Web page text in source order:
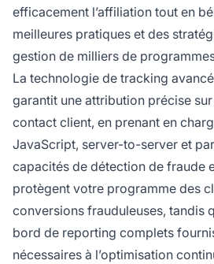
efficacement l’affiliation tout en
meilleures pratiques et des
gestion de milliers de
La technologie de tracking
garantit une attribution précise
contact client, en prenant en
JavaScript, server-to-server et
capacités de détection de fraude
protègent votre programme des
conversions frauduleuses, tandis
bord de reporting complets
nécessaires à l’optimisation